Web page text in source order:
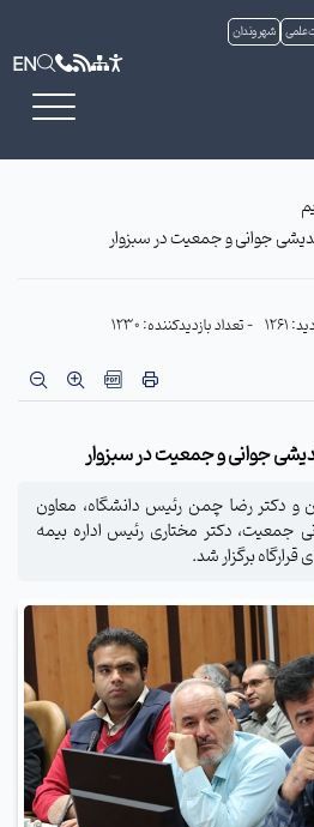
علمی شهروندان
EN
جوانی و جمعیت در سبزوار
1261
- تعداد بازدیدکننده: 1230
جوانی و جمعیت در سبزوار
و دکتر رضا چمن رئیس دانشگاه، معاون
جمعیت، دکتر مختاری رئیس اداره بیمه
برگزار شد.